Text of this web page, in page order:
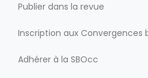
Publier dans la revue
Inscription aux Convergences
Adhérer à la SBOcc